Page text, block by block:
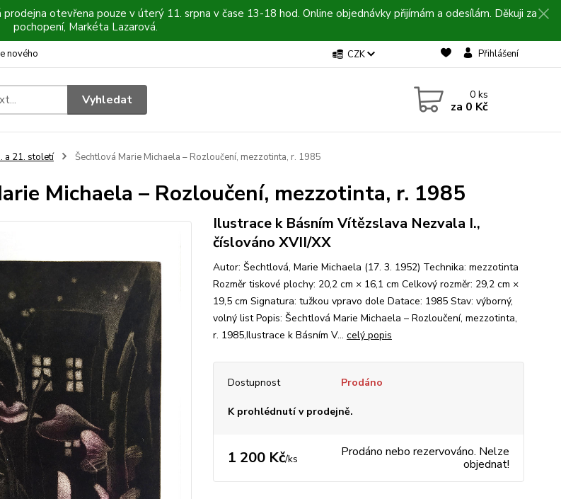
otevřena pouze v úterý 11. srpna v čase 13-18 hod. Online objednávky přijímám a odesílám. Děkuji za
pochopení, Markéta Lazarová.
nového CZK Přihlášení
Vyhledat 0ks
za 0 Kč
a 21. století Šechtlová Marie Michaela – Rozloučení, mezzotinta, r. 1985
Michaela – Rozloučení, mezzotinta, r. 1985
Ilustrace k Básním Vítězslava Nezvala I.,
číslováno XVII/XX
Autor: Šechtlová, Marie Michaela (17. 3. 1952) Technika: mezzotinta
Rozměr tiskové plochy: 20,2 cm × 16,1 cm Celkový rozměr: 29,2 cm ×
19,5 cm Signatura: tužkou vpravo dole Datace: 1985 Stav: výborný,
volný list Popis: Šechtlová Marie Michaela – Rozloučení, mezzotinta,
r. 1985,Ilustrace k Básním V... celý popis
Dostupnost Prodáno
K prohlédnutí v prodejně.
1 200 Kč/ks
Prodáno nebo rezervováno. Nelze
objednat!